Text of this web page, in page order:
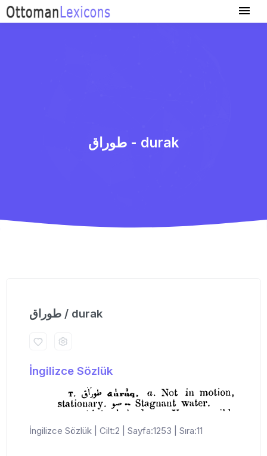
طوراق - durak
طوراق / durak
İngilizce Sözlük
İngilizce Sözlük | Cilt:2 | Sayfa:1253 | Sıra:11